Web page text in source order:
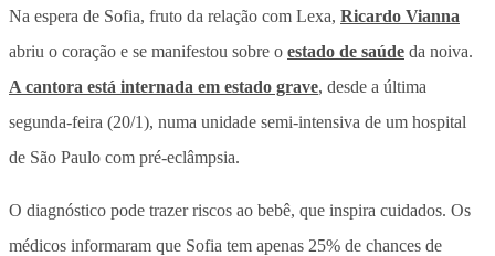
Na espera de Sofia, fruto da relação com Lexa, Ricardo Vianna
abriu o coração e se manifestou sobre o estado de saúde da noiva.
A cantora está internada em estado grave, desde a última
segunda-feira (20/1), numa unidade semi-intensiva de um hospital
de São Paulo com pré-eclâmpsia.
O diagnóstico pode trazer riscos ao bebê, que inspira cuidados. Os
médicos informaram que Sofia tem apenas 25% de chances de